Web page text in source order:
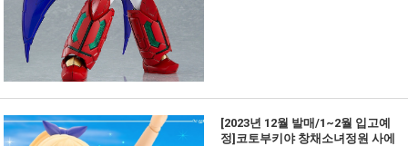
[2023년 12월 발매/1~2월 입고예
정]코토부키야 창채소녀정원 사에